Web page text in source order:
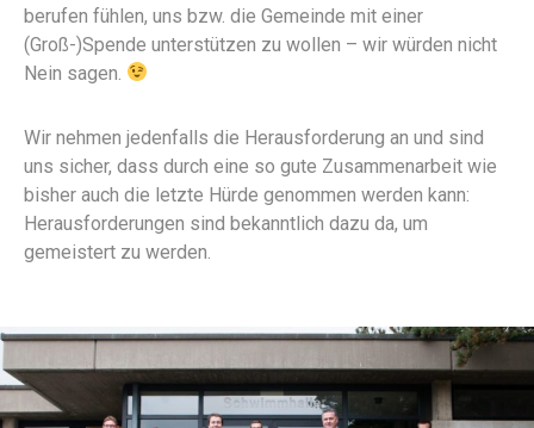
berufen fühlen, uns bzw. die Gemeinde mit einer
(Groß-)Spende unterstützen zu wollen – wir würden nicht
Nein sagen.
Wir nehmen jedenfalls die Herausforderung an und sind
uns sicher, dass durch eine so gute Zusammenarbeit wie
bisher auch die letzte Hürde genommen werden kann:
Herausforderungen sind bekanntlich dazu da, um
gemeistert zu werden.